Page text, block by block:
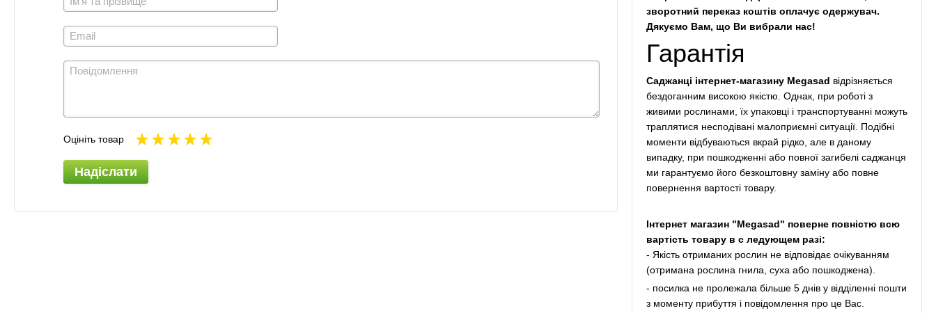
Оцініть товар
Надіслати
зворотний переказ коштів оплачує одержувач.
Дякуємо Вам, що Ви вибрали нас!
Гарантія
Саджанці інтернет-магазину Megasad відрізняється
бездоганним високою якістю. Однак, при роботі з
живими рослинами, їх упаковці і транспортуванні можуть
траплятися несподівані малоприємні ситуації. Подібні
моменти відбуваються вкрай рідко, але в даному
випадку, при пошкодженні або повної загибелі саджанця
ми гарантуємо його безкоштовну заміну або повне
повернення вартості товару.
Інтернет магазин "Megasad" поверне повністю всю
вартість товару в с ледующем разі:
- Якість отриманих рослин не відповідає очікуванням
(отримана рослина гнила, суха або пошкоджена).
- посилка не пролежала більше 5 днів у відділенні пошти
з моменту прибуття і повідомлення про це Вас.